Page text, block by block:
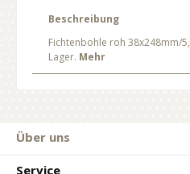
Beschreibung
Fichtenbohle roh 38x248mm/
Lager. Mehr
Über uns
Service